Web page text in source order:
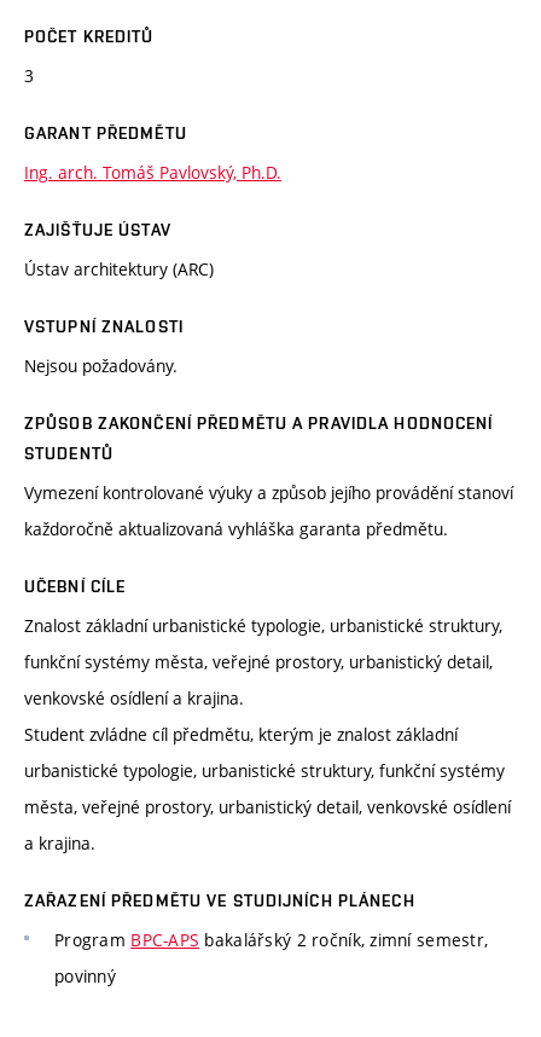
POČET KREDITŮ
3
GARANT PŘEDMĚTU
Ing. arch. Tomáš Pavlovský, Ph.D.
ZAJIŠŤUJE ÚSTAV
Ústav architektury (ARC)
VSTUPNÍ ZNALOSTI
Nejsou požadovány.
ZPŮSOB ZAKONČENÍ PŘEDMĚTU A PRAVIDLA HODNOCENÍ
STUDENTŮ
Vymezení kontrolované výuky a způsob jejího provádění stanoví
každoročně aktualizovaná vyhláška garanta předmětu.
UČEBNÍ CÍLE
Znalost základní urbanistické typologie, urbanistické struktury,
funkční systémy města, veřejné prostory, urbanistický detail,
venkovské osídlení a krajina.
Student zvládne cíl předmětu, kterým je znalost základní
urbanistické typologie, urbanistické struktury, funkční systémy
města, veřejné prostory, urbanistický detail, venkovské osídlení
a krajina.
ZAŘAZENÍ PŘEDMĚTU VE STUDIJNÍCH PLÁNECH
Program BPC-APS bakalářský 2 ročník, zimní semestr,
povinný